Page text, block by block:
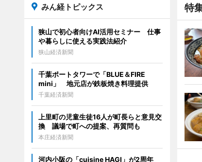
特
みん経トピックス
狭山で初心者向けAI活用セミナー 仕事
や暮らしに使える実践法紹介
狭山経済新聞
千葉ポートタワーで「BLUE＆FIRE
mini」 地元店が鉄板焼き料理提供
千葉経済新聞
上里町の児童生徒16人が町長らと意見交
換 議場で町への提案、再質問も
本庄経済新聞
河内小阪の「cuisine HAGI」が2周年